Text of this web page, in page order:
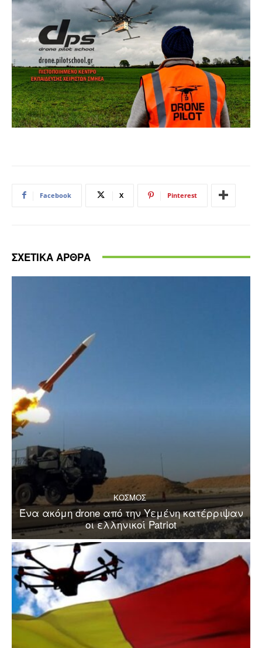
Facebook X Pinterest
ΣΧΕΤΙΚΑ ΑΡΘΡΑ
ΚΟΣΜΟΣ
Ένα ακόμη drone από την Υεμένη κατέρριψαν
οι ελληνικοί Patriot